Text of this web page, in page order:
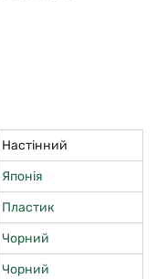
Настінний
Японія
Пластик
Чорний
Чорний